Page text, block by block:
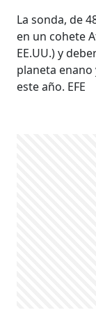
La sonda, de
en un cohete
EE.UU.) y
planeta enano
este año. EFE